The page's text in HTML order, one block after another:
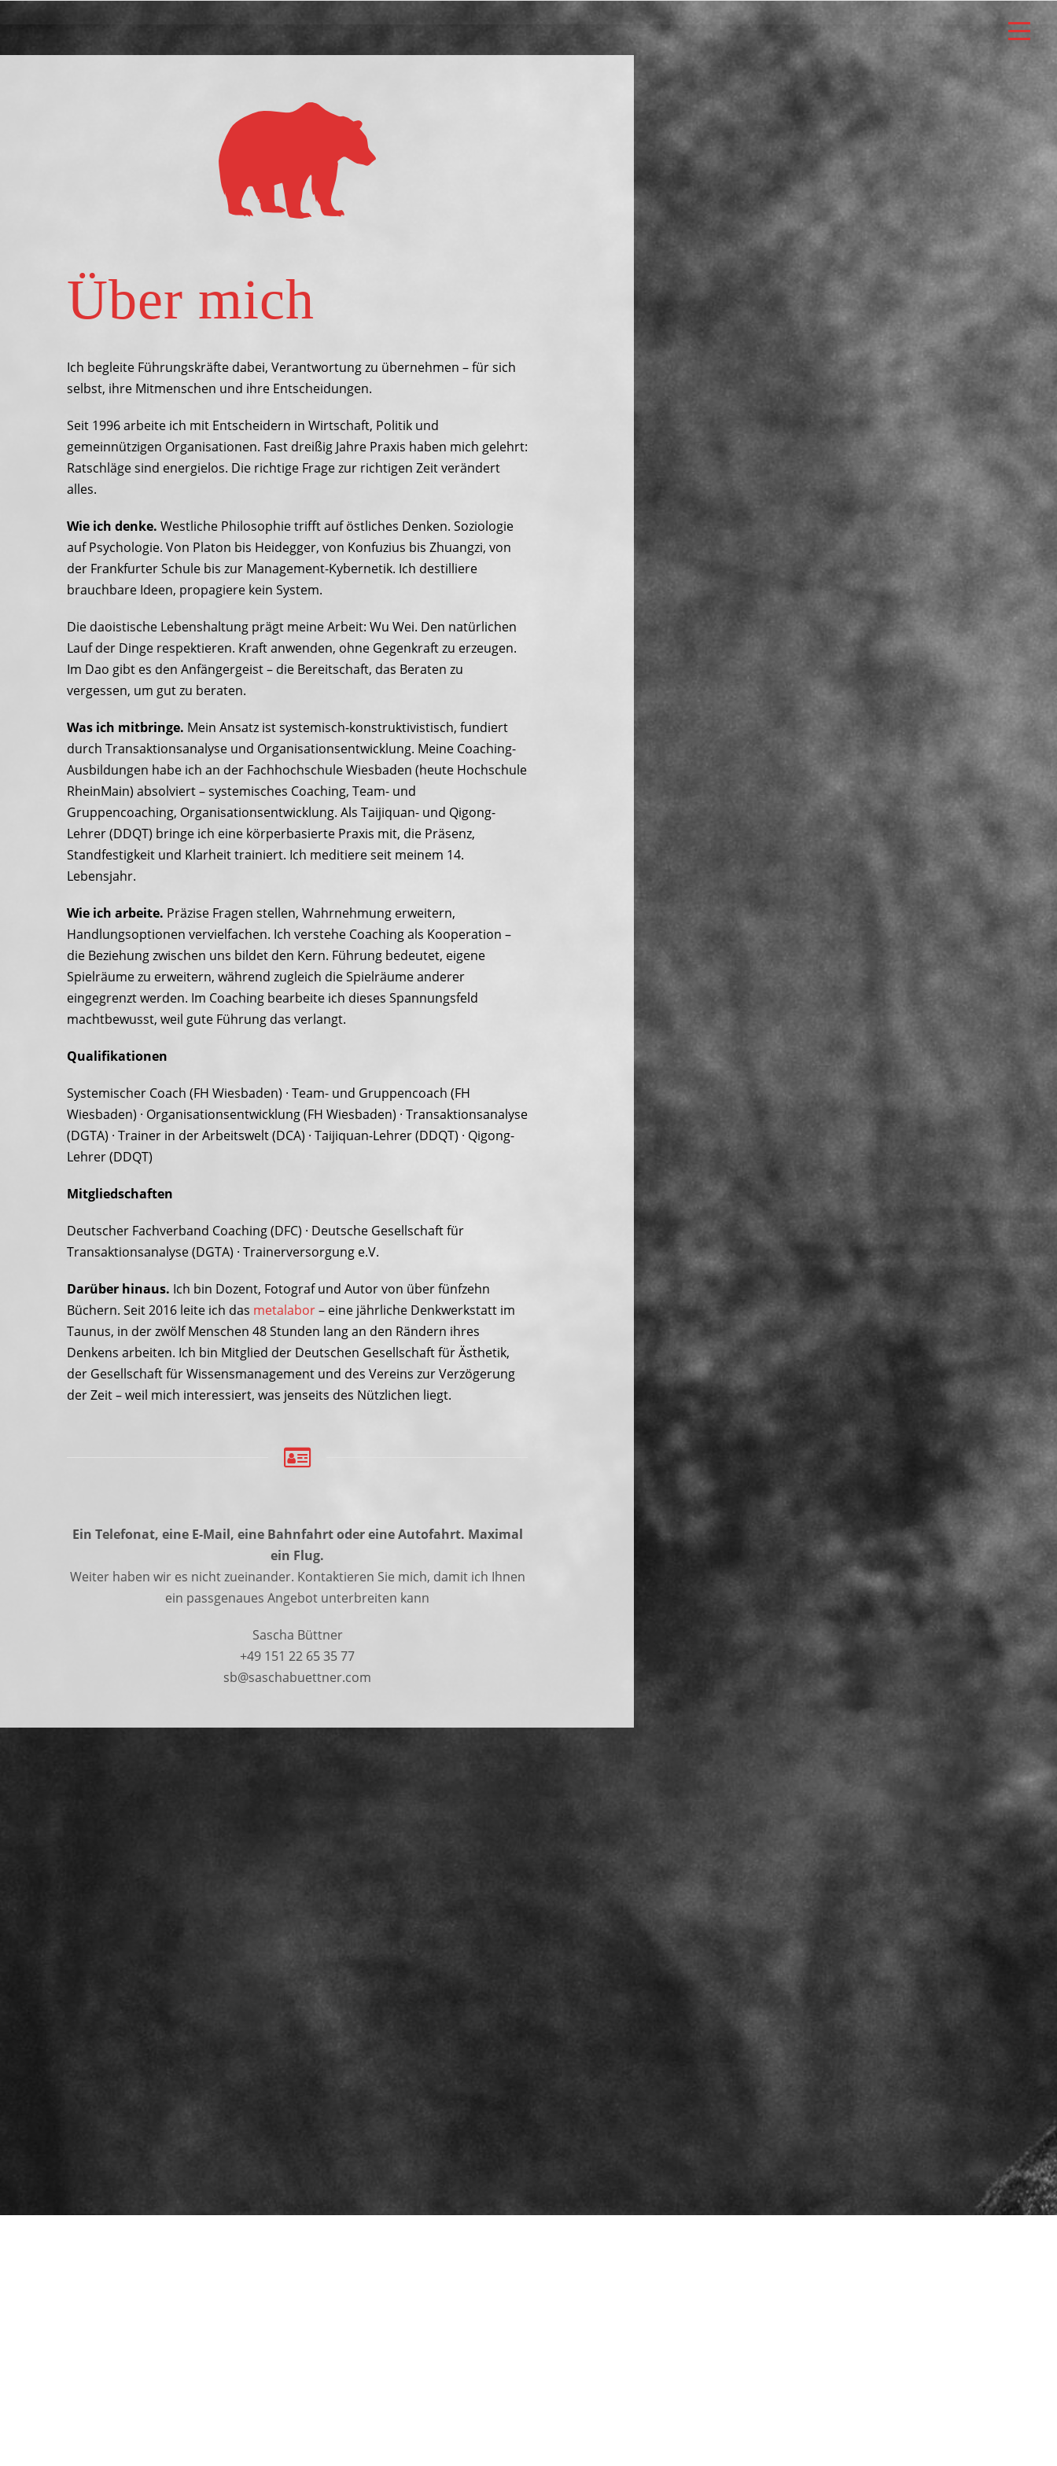
Über mich
Ich begleite Führungskräfte dabei, Verantwortung zu übernehmen – für sich
selbst, ihre Mitmenschen und ihre Entscheidungen.
Seit 1996 arbeite ich mit Entscheidern in Wirtschaft, Politik und
gemeinnützigen Organisationen. Fast dreißig Jahre Praxis haben mich gelehrt:
Ratschläge sind energielos. Die richtige Frage zur richtigen Zeit verändert
alles.
Wie ich denke. Westliche Philosophie trifft auf östliches Denken. Soziologie
auf Psychologie. Von Platon bis Heidegger, von Konfuzius bis Zhuangzi, von
der Frankfurter Schule bis zur Management-Kybernetik. Ich destilliere
brauchbare Ideen, propagiere kein System.
Die daoistische Lebenshaltung prägt meine Arbeit: Wu Wei. Den natürlichen
Lauf der Dinge respektieren. Kraft anwenden, ohne Gegenkraft zu erzeugen.
Im Dao gibt es den Anfängergeist – die Bereitschaft, das Beraten zu
vergessen, um gut zu beraten.
Was ich mitbringe. Mein Ansatz ist systemisch-konstruktivistisch, fundiert
durch Transaktionsanalyse und Organisationsentwicklung. Meine Coaching-
Ausbildungen habe ich an der Fachhochschule Wiesbaden (heute Hochschule
RheinMain) absolviert – systemisches Coaching, Team- und
Gruppencoaching, Organisationsentwicklung. Als Taijiquan- und Qigong-
Lehrer (DDQT) bringe ich eine körperbasierte Praxis mit, die Präsenz,
Standfestigkeit und Klarheit trainiert. Ich meditiere seit meinem 14.
Lebensjahr.
Wie ich arbeite. Präzise Fragen stellen, Wahrnehmung erweitern,
Handlungsoptionen vervielfachen. Ich verstehe Coaching als Kooperation –
die Beziehung zwischen uns bildet den Kern. Führung bedeutet, eigene
Spielräume zu erweitern, während zugleich die Spielräume anderer
eingegrenzt werden. Im Coaching bearbeite ich dieses Spannungsfeld
machtbewusst, weil gute Führung das verlangt.
Qualifikationen
Systemischer Coach (FH Wiesbaden) · Team- und Gruppencoach (FH
Wiesbaden) · Organisationsentwicklung (FH Wiesbaden) · Transaktionsanalyse
(DGTA) · Trainer in der Arbeitswelt (DCA) · Taijiquan-Lehrer (DDQT) · Qigong-
Lehrer (DDQT)
Mitgliedschaften
Deutscher Fachverband Coaching (DFC) · Deutsche Gesellschaft für
Transaktionsanalyse (DGTA) · Trainerversorgung e.V.
Darüber hinaus. Ich bin Dozent, Fotograf und Autor von über fünfzehn
Büchern. Seit 2016 leite ich das metalabor– eine jährliche Denkwerkstatt im
Taunus, in der zwölf Menschen 48 Stunden lang an den Rändern ihres
Denkens arbeiten. Ich bin Mitglied der Deutschen Gesellschaft für Ästhetik,
der Gesellschaft für Wissensmanagement und des Vereins zur Verzögerung
der Zeit – weil mich interessiert, was jenseits des Nützlichen liegt.
Ein Telefonat, eine E-Mail, eine Bahnfahrt oder eine Autofahrt. Maximal
ein Flug.
Weiter haben wir es nicht zueinander. Kontaktieren Sie mich, damit ich Ihnen
ein passgenaues Angebot unterbreiten kann
Sascha Büttner
+49 151 22 65 35 77
sb@saschabuettner.com